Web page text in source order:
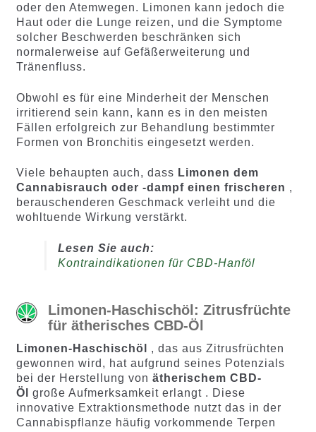
oder den Atemwegen. Limonen kann jedoch die
Haut oder die Lunge reizen, und die Symptome
solcher Beschwerden beschränken sich
normalerweise auf Gefäßerweiterung und
Tränenfluss.
Obwohl es für eine Minderheit der Menschen
irritierend sein kann, kann es in den meisten
Fällen erfolgreich zur Behandlung bestimmter
Formen von Bronchitis eingesetzt werden.
Viele behaupten auch, dass Limonen dem
Cannabisrauch oder -dampf einen frischeren ,
berauschenderen Geschmack verleiht und die
wohltuende Wirkung verstärkt.
Lesen Sie auch:
Kontraindikationen für CBD-Hanföl
Limonen-Haschischöl: Zitrusfrüchte
für ätherisches CBD-Öl
Limonen-Haschischöl
, das aus Zitrusfrüchten
gewonnen wird, hat aufgrund seines Potenzials
bei der Herstellung von ätherischem CBD-
Öl
große Aufmerksamkeit erlangt . Diese
innovative Extraktionsmethode nutzt das in der
Cannabispflanze häufig vorkommende Terpen